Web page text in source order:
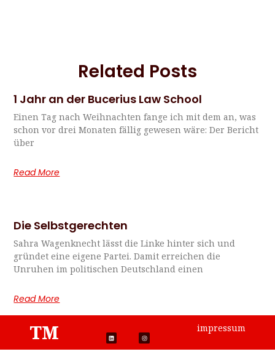
Related Posts
1 Jahr an der Bucerius Law School
Einen Tag nach Weihnachten fange ich mit dem an, was
schon vor drei Monaten fällig gewesen wäre: Der Bericht
über
Read More
Die Selbstgerechten
Sahra Wagenknecht lässt die Linke hinter sich und
gründet eine eigene Partei. Damit erreichen die
Unruhen im politischen Deutschland einen
Read More
TM impressum